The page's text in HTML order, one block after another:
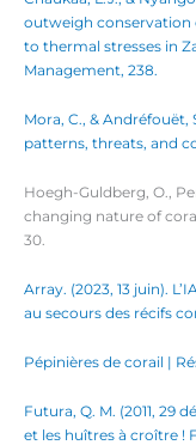
outweigh conservation
to thermal stresses in
Management, 238.
Mora, C., & Andréfouët,
patterns, threats, and
Hoegh-Guldberg, O.,
changing nature of
30.
Array. (2023, 13 juin).
au secours des récifs
Pépinières de corail |
Futura, Q. M. (2011, 29
et les huîtres à croître !